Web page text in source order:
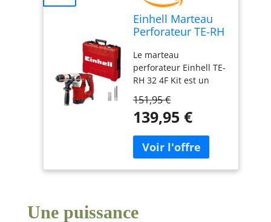
Einhell Marteau
Perforateur TE-RH
5J, SDS-Plus, avec
3 forets: burins
pointus et plat)
Le marteau
perforateur Einhell TE-
RH 32 4F Kit est un
W avec quatre
fonctions de base pour
rénovation et de
rénovation : perçage,
perforation et
joules, le marteau
151,95 €
139,95 €
Une puissance